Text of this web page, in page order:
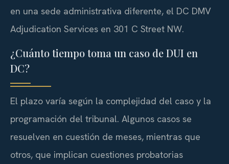
en una sede administrativa diferente, el DC DMV
Adjudication Services en 301 C Street NW.
¿Cuánto tiempo toma un caso de DUI en
DC?
El plazo varía según la complejidad del caso y la
programación del tribunal. Algunos casos se
resuelven en cuestión de meses, mientras que
otros, que implican cuestiones probatorias